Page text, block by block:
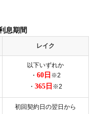
息期間
レイク
以下いずれか
・ 60日 ※2
・ 365日 ※2
初回契約日の翌日から